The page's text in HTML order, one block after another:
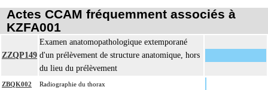
Actes CCAM fréquemment associés à
KZFA001
ZZQP149
Examen anatomopathologique extemporané
d'un prélèvement de structure anatomique, hors
du lieu du prélèvement
ZBQK002 Radiographie du thorax